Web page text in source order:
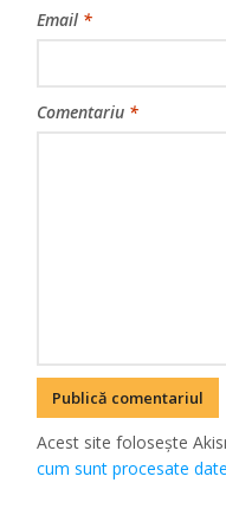
Email *
Comentariu *
Acest site folosește
cum sunt procesate